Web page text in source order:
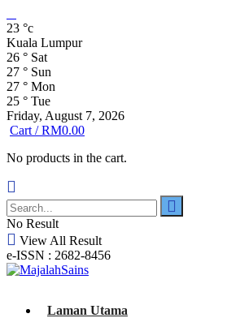
23 °c
Kuala Lumpur
26 ° Sat
27 ° Sun
27 ° Mon
25 ° Tue
Friday, August 7, 2026
Cart /RM0.00
No products in the cart.
No Result
View All Result
e-ISSN : 2682-8456
Laman Utama